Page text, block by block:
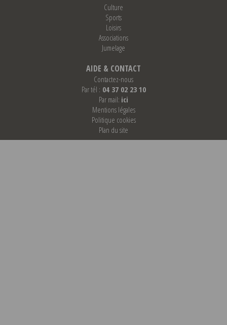
Culture
Sports
Loisirs
Associations
Jumelage
AIDE & CONTACT
Contactez-nous
Par tél : 04 37 02 23 10
Par mail: ici
Mentions légales
Politique cookies
Plan du site